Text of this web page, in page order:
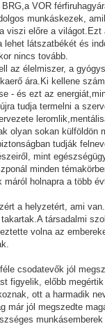
VOR
munkáskezek,
előre a
látszatbékét és
nincs tovább.
az élelmiszer, a
ára.Ki kellene
- és ezt az
tudja termelni a
olyan sokan
tudják
mint
minden
holnapra a több
a helyzetért, ami van.
társadalmi
volna az
csodatevők jól
figyelik, előbb
ott a harmadik
már jól megszedte